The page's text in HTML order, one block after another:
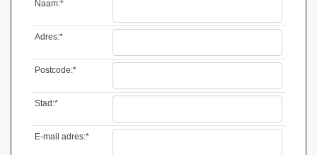
Naam:*
Adres:*
Postcode:*
Stad:*
E-mail adres:*